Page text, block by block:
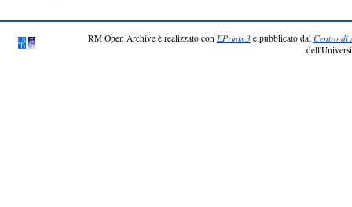
RM Open Archive è realizzato con EPrints 3 e pubblicato dal Centro di